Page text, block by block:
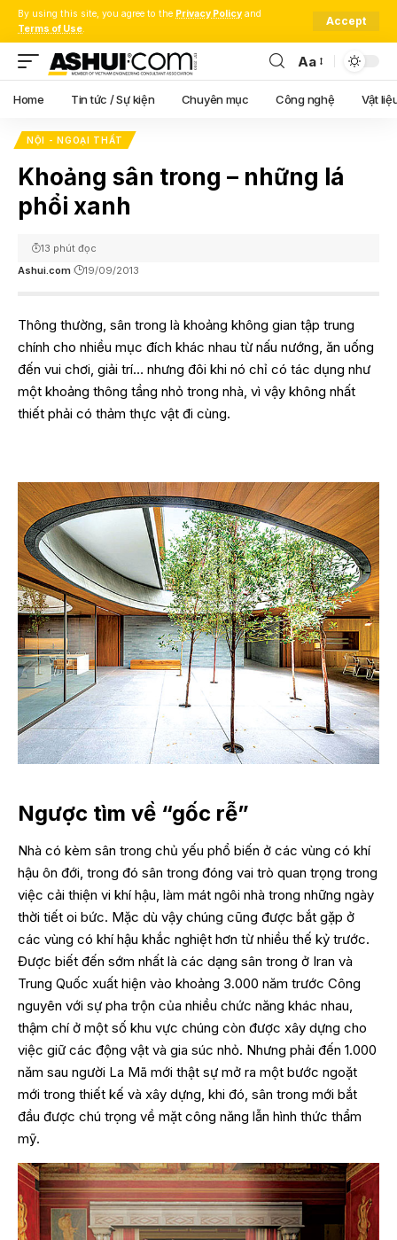
By using this site, you agree to the Privacy Policy and
Terms of Use.
Accept
Font
Resizer
Aa
Home Tin tức / Sự kiện Chuyên mục Công nghệ Vật
NỘI - NGOẠI THẤT
Khoảng sân trong – những lá
phổi xanh
Ashui.com 19/09/2013
13 phút đọc
Thông thường, sân trong là khoảng không gian tập trung
chính cho nhiều mục đích khác nhau từ nấu nướng, ăn uống
đến vui chơi, giải trí… nhưng đôi khi nó chỉ có tác dụng như
một khoảng thông tầng nhỏ trong nhà, vì vậy không nhất
thiết phải có thảm thực vật đi cùng.
Ngược tìm về “gốc rễ”
Nhà có kèm sân trong chủ yếu phổ biến ở các vùng có khí
hậu ôn đới, trong đó sân trong đóng vai trò quan trọng trong
việc cải thiện vi khí hậu, làm mát ngôi nhà trong những ngày
thời tiết oi bức. Mặc dù vậy chúng cũng được bắt gặp ở
các vùng có khí hậu khắc nghiệt hơn từ nhiều thế kỷ trước.
Được biết đến sớm nhất là các dạng sân trong ở Iran và
Trung Quốc xuất hiện vào khoảng 3.000 năm trước Công
nguyên với sự pha trộn của nhiều chức năng khác nhau,
thậm chí ở một số khu vực chúng còn được xây dựng cho
việc giữ các động vật và gia súc nhỏ. Nhưng phải đến 1.000
năm sau người La Mã mới thật sự mở ra một bước ngoặt
mới trong thiết kế và xây dựng, khi đó, sân trong mới bắt
đầu được chú trọng về mặt công năng lẫn hình thức thẩm
mỹ.